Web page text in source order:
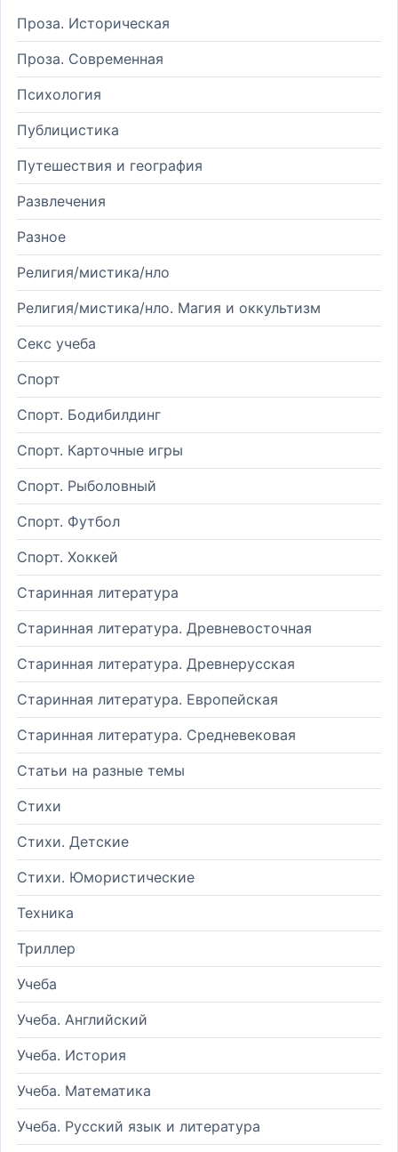
Проза. Историческая
Проза. Современная
Психология
Публицистика
Путешествия и география
Развлечения
Разное
Религия/мистика/нло
Религия/мистика/нло. Магия и оккультизм
Секс учеба
Спорт
Спорт. Бодибилдинг
Спорт. Карточные игры
Спорт. Рыболовный
Спорт. Футбол
Спорт. Хоккей
Старинная литература
Старинная литература. Древневосточная
Старинная литература. Древнерусская
Старинная литература. Европейская
Старинная литература. Средневековая
Статьи на разные темы
Стихи
Стихи. Детские
Стихи. Юмористические
Техника
Триллер
Учеба
Учеба. Английский
Учеба. История
Учеба. Математика
Учеба. Русский язык и литература